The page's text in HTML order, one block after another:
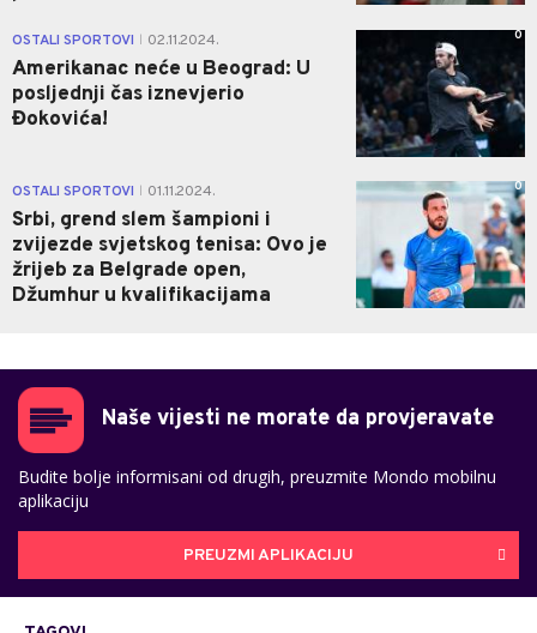
OSTALI SPORTOVI 02.11.2024.
Amerikanac neće u Beograd: U
posljednji čas iznevjerio
Đokovića!
0
OSTALI SPORTOVI 01.11.2024.
Srbi, grend slem šampioni i
zvijezde svjetskog tenisa: Ovo je
žrijeb za Belgrade open,
Džumhur u kvalifikacijama
0
Naše vijesti ne morate da provjeravate
Budite bolje informisani od drugih, preuzmite Mondo mobilnu
aplikaciju
PREUZMI APLIKACIJU